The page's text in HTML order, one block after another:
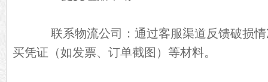
联系物流公司：通过客服渠道反馈破损情
买凭证（如发票、订单截图）等材料。